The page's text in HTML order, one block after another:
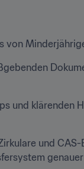
von
und klärenden
und